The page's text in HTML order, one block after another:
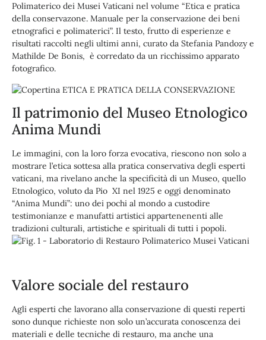
Polimaterico dei Musei Vaticani nel volume “Etica e pratica
della conservazone. Manuale per la conservazione dei beni
etnografici e polimaterici”. Il testo, frutto di esperienze e
risultati raccolti negli ultimi anni, curato da Stefania Pandozy e
Mathilde De Bonis, è corredato da un ricchissimo apparato
fotografico.
Il patrimonio del Museo Etnologico
Anima Mundi
Le immagini, con la loro forza evocativa, riescono non solo a
mostrare l’etica sottesa alla pratica conservativa degli esperti
vaticani, ma rivelano anche la specificità di un Museo, quello
Etnologico, voluto da Pio XI nel 1925 e oggi denominato
“Anima Mundi”: uno dei pochi al mondo a custodire
testimonianze e manufatti artistici appartenenenti alle
tradizioni culturali, artistiche e spirituali di tutti i popoli.
Valore sociale del restauro
Agli esperti che lavorano alla conservazione di questi reperti
sono dunque richieste non solo un’accurata conoscenza dei
materiali e delle tecniche di restauro, ma anche una